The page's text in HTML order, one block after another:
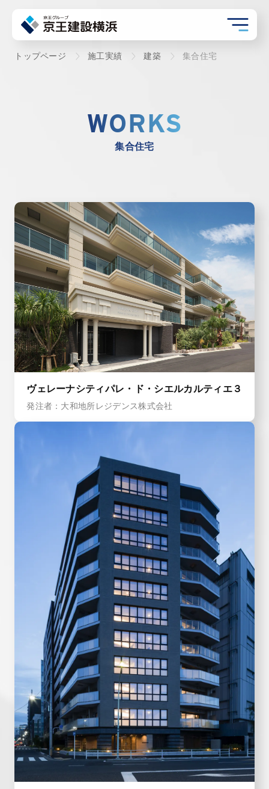
トップページ 施工実績 建築 集合住宅
WORKS
集合住宅
ヴェレーナシティパレ・ド・シエルカルティエ３
発注者：大和地所レジデンス株式会社